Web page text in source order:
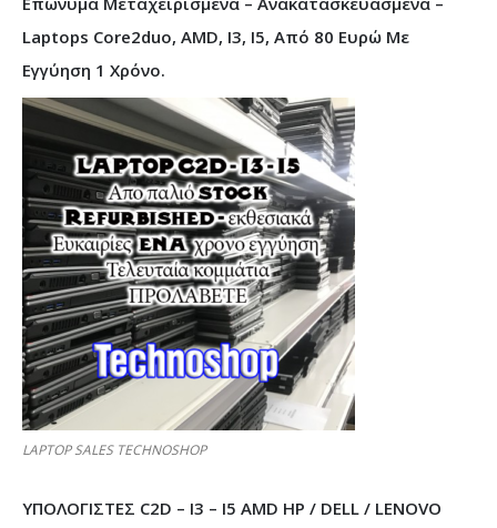
Laptops Core2duo, AMD, I3, I5, Από 80 Ευρώ Με
Εγγύηση 1 Χρόνο.
LAPTOP SALES TECHNOSHOP
ΥΠΟΛΟΓΙΣΤΕΣ C2D – I3 – I5 AMD HP / DELL / LENOVO